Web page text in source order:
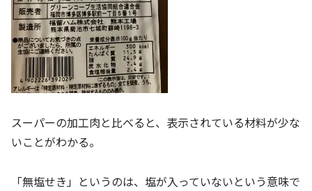
スーパーの加工肉と比べると、表示されている材料が少な
いことがわかる。
「無塩せき」というのは、塩が入っていないという意味で